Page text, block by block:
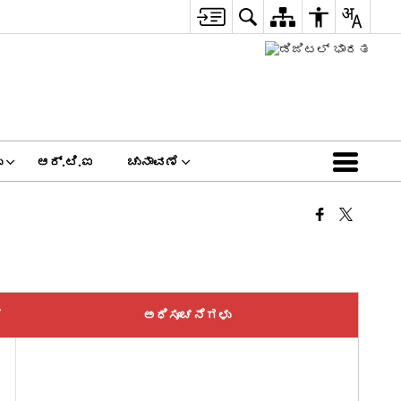
ಆರ್.ಟಿ.ಐ ಚುನಾವಣೆ
ಅಧಿಸೂಚನೆಗಳು